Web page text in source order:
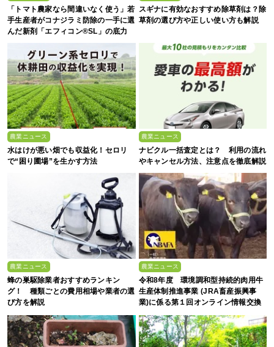
「トマト農家なら間違いなく使う」若
手生産者がコナジラミ防除の一手に選
んだ新剤「エフィコン®SL」の底力
スギナに有効なおすすめ除草剤は？除
草剤の選び方や正しい使い方も解説
農業ニュース
水はけが悪い畑でも収益化！セロリ
で“困り圃場”を生かす方法
農業ニュース
ナビクル一括査定とは？ 利用の流れ
やキャンセル方法、注意点を徹底解説
農業ニュース
蜂の巣駆除業者おすすめランキン
グ！ 種類ごとの費用相場や業者の選
び方を解説
農業ニュース
令和8年度 環境調和型持続的肉用牛
生産体制推進事業 (JRA畜産振興事
業)に係る第１回オンライン情報交換